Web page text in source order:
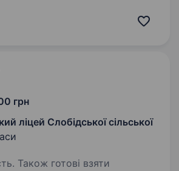
м. Черкаси Зайнятість: повна
грн
ліцей Слобідської сільської
Також готові взяти